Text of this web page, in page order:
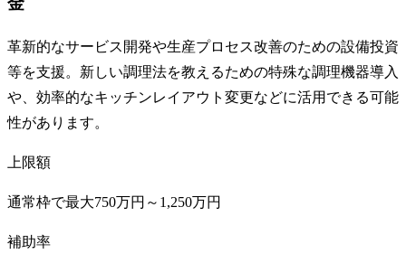
革新的なサービス開発や生産プロセス改善のための設備投資
等を支援。新しい調理法を教えるための特殊な調理機器導入
や、効率的なキッチンレイアウト変更などに活用できる可能
性があります。
上限額
通常枠で最大750万円～1,250万円
補助率